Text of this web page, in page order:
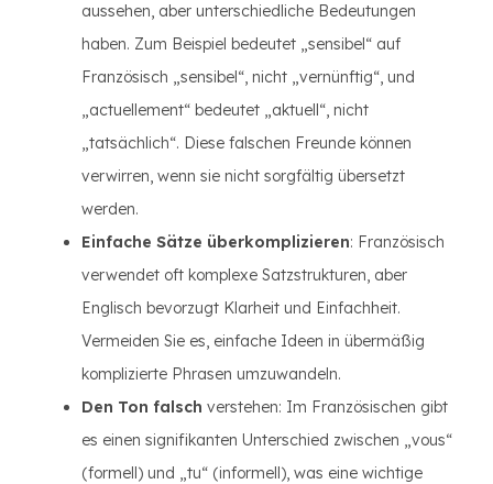
aussehen, aber unterschiedliche Bedeutungen
haben. Zum Beispiel bedeutet „sensibel“ auf
Französisch „sensibel“, nicht „vernünftig“, und
„actuellement“ bedeutet „aktuell“, nicht
„tatsächlich“. Diese falschen Freunde können
verwirren, wenn sie nicht sorgfältig übersetzt
werden.
Einfache Sätze überkomplizieren: Französisch
verwendet oft komplexe Satzstrukturen, aber
Englisch bevorzugt Klarheit und Einfachheit.
Vermeiden Sie es, einfache Ideen in übermäßig
komplizierte Phrasen umzuwandeln.
Den Ton falsch verstehen: Im Französischen gibt
es einen signifikanten Unterschied zwischen „vous“
(formell) und „tu“ (informell), was eine wichtige